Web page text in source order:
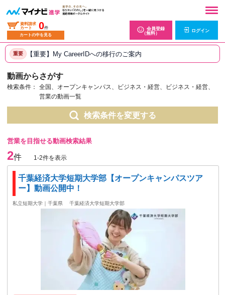
資料請求
カート
0件
カートの中を見る
会員登録
（無料）
ログイン
重要 【重要】My CareerIDへの移行のご案内
動画からさがす
検索条件：
全国、オープンキャンパス、ビジネス・経営、ビジネス・経営、
営業の動画一覧
検索条件を変更する
営業を目指せる動画検索結果
2件 1-2件を表示
千葉経済大学短期大学部【オープンキャンパスツア
ー】動画公開中！
私立短期大学｜千葉県 千葉経済大学短期大学部